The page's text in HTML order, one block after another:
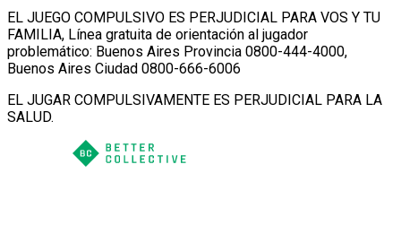
EL JUEGO COMPULSIVO ES PERJUDICIAL PARA VOS Y TU
FAMILIA, Línea gratuita de orientación al jugador
problemático: Buenos Aires Provincia 0800-444-4000,
Buenos Aires Ciudad 0800-666-6006
EL JUGAR COMPULSIVAMENTE ES PERJUDICIAL PARA LA
SALUD.